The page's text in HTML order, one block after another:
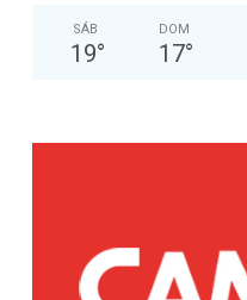
SÁB
19°
DOM
17°